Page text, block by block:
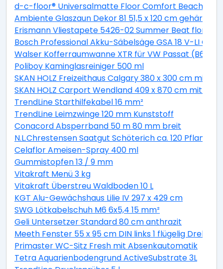
d-c-floor® Universalmatte Floor Comfort
Ambiente Glaszaun Dekor 81 51,5 x 120 cm
Erismann Vliestapete 5426-02 Summer Beat floral
Bosch Professional Akku-Säbelsäge GSA 18 V-LI C
Walser Kofferraumwanne XTR für VW Passat (B6)
Poliboy Kaminglasreiniger 500 ml
SKAN HOLZ Freizeithaus Calgary 380 x 300 cm mit 2.
SKAN HOLZ Carport Wendland 409 x 870 cm mit
TrendLine Starthilfekabel 16 mm²
TrendLine Leimzwinge 120 mm Kunststoff
Conacord Absperrband 50 m 80 mm breit
N.L.Chrestensen Saatgut Schöterich ca. 120 Pflanzen
Celaflor Ameisen-Spray 400 ml
Gummistopfen 13 / 9 mm
Vitakraft Menü 3 kg
Vitakraft Überstreu Waldboden 10 L
KGT Alu-Gewächshaus Lilie IV 297 x 429 cm
SWG Lötkabelschuh M6 6x5,4 15 mm²
Geli Untersetzer Standard 80 cm anthrazit
Meeth Fenster 55 x 95 cm DIN links 1 flügelig Dreh-
Primaster WC-Sitz Fresh mit Absenkautomatik
Tetra Aquarienbodengrund ActiveSubstrate 3L